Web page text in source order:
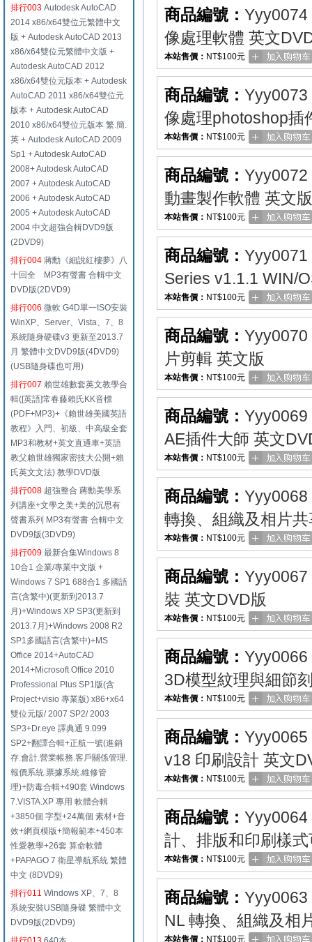
排行003 Autodesk AutoCAD
2014 x86/x64雙位元繁體中文
版 + Autodesk AutoCAD 2013
x86/x64雙位元繁體中文版 +
Autodesk AutoCAD 2012
x86/x64雙位元版本 + Autodesk
AutoCAD 2011 x86/x64雙位元
版本 + Autodesk AutoCAD
2010 x86/x64雙位元版本 繁.簡.
英 + Autodesk AutoCAD 2009
Sp1 + Autodesk AutoCAD
2008+ Autodesk AutoCAD
2007 + Autodesk AutoCAD
2006 + Autodesk AutoCAD
2005 + Autodesk AutoCAD
2004 中文超強合輯DVD9版
(2DVD9)
排行004 蔣勳《細說紅樓夢》八
十回全 MP3有聲書 合輯中文
DVD版(2DVD9)
排行006 微軟 G4D單一ISO安裝
WinXP、Server、Vista、7、8
系統隨身硬碟v3 更新至2013.7
月 繁體中文DVD9版(4DVD9)
(USB隨身碟也可用)
排行007 賴世雄數套英文教學合
輯([英語]常春藤賴氏KK音標
(PDF+MP3)+《賴世雄美國英語
教程》入門、初級、中高級全套
MP3和教材+英文直通車+英語
教父賴世雄獨家密技大公開+賴
氏英文文法) 教學DVD版
排行008 超強整合 蔣勳美學系
列講座+文學之美+美的沉思有
聲書系列 MP3有聲書 合輯中文
DVD9版(3DVD9)
排行009 最新合集Windows 8
10合1 企業/專業中文版 +
Windows 7 SP1 688合1 多國語
言(含繁中)(更新到2013.7
月)+Windows XP SP3(更新到
2013.7月)+Windows 2008 R2
SP1多國語言(含繁中)+MS
Office 2014+AutoCAD
2014+Microsoft Office 2010
Professional Plus SP1版(含
Project+visio 專業版) x86+x64
雙位元版/ 2007 SP2/ 2003
SP3+Dr.eye 譯典通 9.099
SP2+翻譯合輯+正航一號(進銷
存.會計.營業帳務.客戶關係管理.
報價系統.票據系統.維修管
理)+防毒合輯+490套 Windows
7.VISTA.XP 專用 軟體合輯
+3850個 字型+24萬個 素材+音
效+網頁模版+簡報範本+450本
性愛教學+26套 算命軟體
+PAPAGO 7 衛星導航系統 繁體
中文 (8DVD9)
排行011 Windows XP、7、8
系統安裝USB隨身碟 繁體中文
DVD9版(2DVD9)
商品編號： Yyy0074
像處理軟體 英文
本站售價： NT$100元
商品編號： Yyy0073
像處理photoshop插
本站售價： NT$100元
商品編號： Yyy0072
動畫製作軟體 英文版
本站售價： NT$100元
商品編號： Yyy0071
Series v1.1.1 WIN/
本站售價： NT$100元
商品編號： Yyy0070
片剪輯 英文版
本站售價： NT$100元
商品編號： Yyy0069
AE插件大師 英文
本站售價： NT$100元
商品編號： Yyy0068
轉換、組織及相片
本站售價： NT$100元
商品編號： Yyy0067
裝 英文DVD版
本站售價： NT$100元
商品編號： Yyy0066
3D模型紋理與細節
本站售價： NT$100元
商品編號： Yyy0065
v18 印刷設計 英文
本站售價： NT$100元
商品編號： Yyy0064
計、排版和印刷樣
本站售價： NT$100元
商品編號： Yyy0063
NL 轉換、組織及相
本站售價： NT$100元